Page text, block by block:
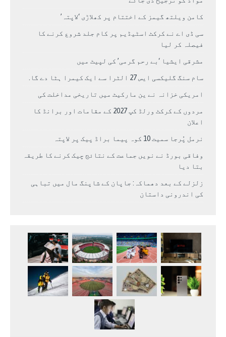
کامن ویلتھ گیمز کے اختتام پر کھلاڑی ‘لاپتہ’
سی ڈی اے نے کرکٹ اسٹیڈیم پر کام جلد شروع کرنے کا
فیصلہ کر لیا
مشرقی ایشیا ‘بے رحم گرمی’ کی لپیٹ میں
سام سنگ گلیکسی ایس 27 الٹرا سے ایک کیمرا ہٹا دے گا.
امریکی خزانہ نے ین مارکیٹ میں تاریخی مداخلت کی
مردوں کے کرکٹ ورلڈ کپ 2027 کے مقامات اور برانڈ کا
اعلان
نرمل پُرجا سمیت 10 کوہ پیما براڈ پیک پر لاپتہ
وفاقی بورڈ نے نویں جماعت کے نتائج چیک کرنے کا طریقہ
بتا دیا
زلزلے کے بعد دھماکہ: جاپان کے شاپنگ مال میں تباہی
کی اندرونی داستان